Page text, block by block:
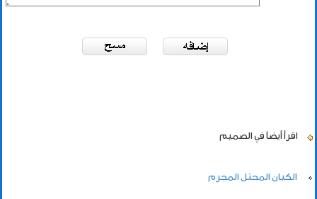
اقرأ أيضاً في الصميم
الكيان المحتل المجرم